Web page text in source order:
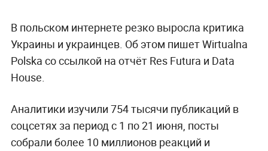
В польском интернете резко выросла критика
Украины и украинцев. Об этом пишет Wirtualna
Polska со ссылкой на отчёт Res Futura и Data
House.
Аналитики изучили 754 тысячи публикаций в
соцсетях за период с 1 по 21 июня, посты
собрали более 10 миллионов реакций и